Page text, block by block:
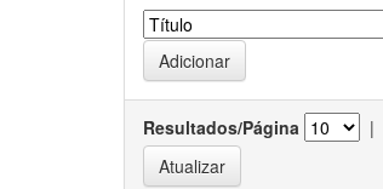
Resultados/Página |